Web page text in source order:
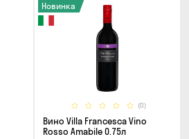
(0)
Новинка
Вино Villa Francesca Vino
Rosso Amabile 0.75л